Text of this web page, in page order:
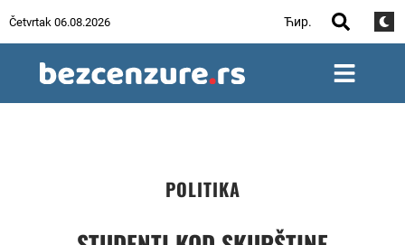
Četvrtak 06.08.2026 Ћир.
POLITIKA